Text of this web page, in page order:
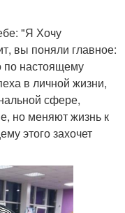
"Я Хочу
вы поняли главное:
по настоящему
в личной жизни,
сфере,
но меняют жизнь к
этого захочет